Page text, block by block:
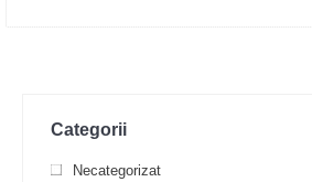
Categorii
Necategorizat